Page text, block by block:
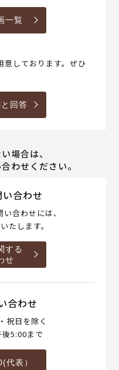
一覧
意しております。ぜひ
回答
場合は、
わせください。
合わせ
合わせには、
たします。
する
せ
合わせ
祝日を除く
5:00まで
表）